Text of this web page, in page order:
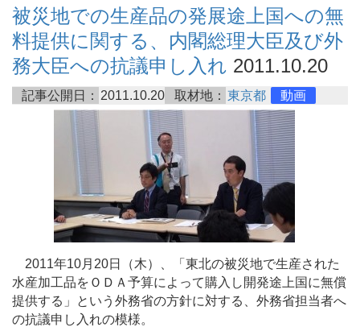
被災地での生産品の発展途上国への無
料提供に関する、内閣総理大臣及び外
務大臣への抗議申し入れ 2011.10.20
記事公開日： 2011.10.20 取材地： 東京都 動画
2011年10月20日（木）、「東北の被災地で生産された
水産加工品をＯＤＡ予算によって購入し開発途上国に無償
提供する」という外務省の方針に対する、外務省担当者へ
の抗議申し入れの模様。